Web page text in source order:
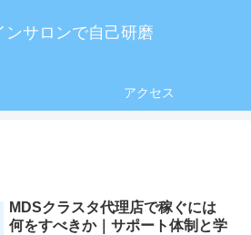
ンサロンで自己研磨
アクセス
MDSクラスタ代理店で稼ぐには
何をすべきか｜サポート体制と学